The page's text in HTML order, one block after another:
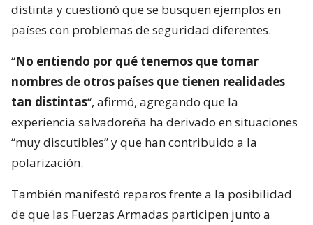
distinta y cuestionó que se busquen ejemplos en
países con problemas de seguridad diferentes.
“No entiendo por qué tenemos que tomar
nombres de otros países que tienen realidades
tan distintas“, afirmó, agregando que la
experiencia salvadoreña ha derivado en situaciones
“muy discutibles” y que han contribuido a la
polarización.
También manifestó reparos frente a la posibilidad
de que las Fuerzas Armadas participen junto a